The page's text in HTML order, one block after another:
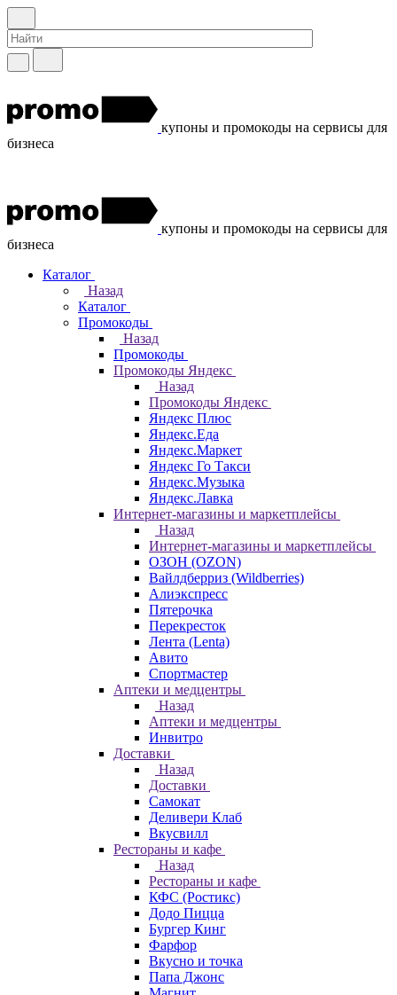
купоны и промокоды на сервисы для
бизнеса
купоны и промокоды на сервисы для
бизнеса
Каталог
Назад
Каталог
Промокоды
Назад
Промокоды
Промокоды Яндекс
Назад
Промокоды Яндекс
Яндекс Плюс
Яндекс.Еда
Яндекс.Маркет
Яндекс Го Такси
Яндекс.Музыка
Яндекс.Лавка
Интернет-магазины и маркетплейсы
Назад
Интернет-магазины и маркетплейсы
ОЗОН (OZON)
Вайлдберриз (Wildberries)
Алиэкспресс
Пятерочка
Перекресток
Лента (Lenta)
Авито
Спортмастер
Аптеки и медцентры
Назад
Аптеки и медцентры
Инвитро
Доставки
Назад
Доставки
Самокат
Деливери Клаб
Вкусвилл
Рестораны и кафе
Назад
Рестораны и кафе
КФС (Ростикс)
Додо Пицца
Бургер Кинг
Фарфор
Вкусно и точка
Папа Джонс